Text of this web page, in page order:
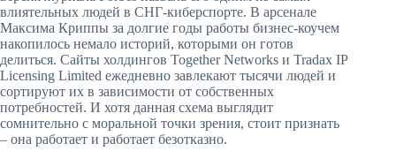
влиятельных людей в СНГ-киберспорте. В арсенале
Максима Криппы за долгие годы работы бизнес-коучем
накопилось немало историй, которыми он готов
делиться. Сайты холдингов Together Networks и Tradax IP
Licensing Limited ежедневно завлекают тысячи людей и
сортируют их в зависимости от собственных
потребностей. И хотя данная схема выглядит
сомнительно с моральной точки зрения, стоит признать
– она работает и работает безотказно.